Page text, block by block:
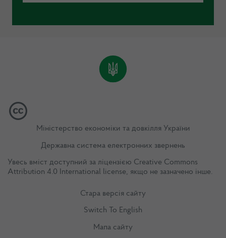
Міністерство економіки та довкілля України
Державна система електронних звернень
Увесь вміст доступний за ліцензією Creative Commons
Attribution 4.0 International license, якщо не зазначено інше.
Стара версія сайту
Switch To English
Мапа сайту